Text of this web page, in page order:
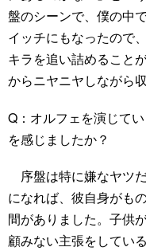
盤のシーンで、僕の中
イッチにもなったので
キラを追い詰めること
からニヤニヤしながら
Q：オルフェを演じて
を感じましたか？
序盤は特に嫌なヤツ
になれば、彼自身がも
間がありました。子供
顧みない主張をしてい